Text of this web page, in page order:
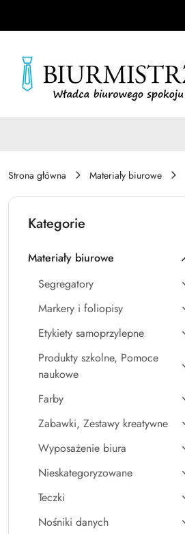
Strona główna Materiały biurowe
Kategorie
Materiały biurowe
Segregatory
Markery i foliopisy
Etykiety samoprzylepne
Produkty szkolne, Pomoce
naukowe
Farby
Zabawki, Zestawy kreatywne
Wyposażenie biura
Nieskategoryzowane
Teczki
Nośniki danych